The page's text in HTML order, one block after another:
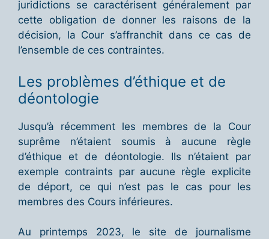
juridictions se caractérisent généralement par
cette obligation de donner les raisons de la
décision, la Cour s’affranchit dans ce cas de
l’ensemble de ces contraintes.
Les problèmes d’éthique et de
déontologie
Jusqu’à récemment les membres de la Cour
suprême n’étaient soumis à aucune règle
d’éthique et de déontologie. Ils n’étaient par
exemple contraints par aucune règle explicite
de déport, ce qui n’est pas le cas pour les
membres des Cours inférieures.
Au printemps 2023, le site de journalisme